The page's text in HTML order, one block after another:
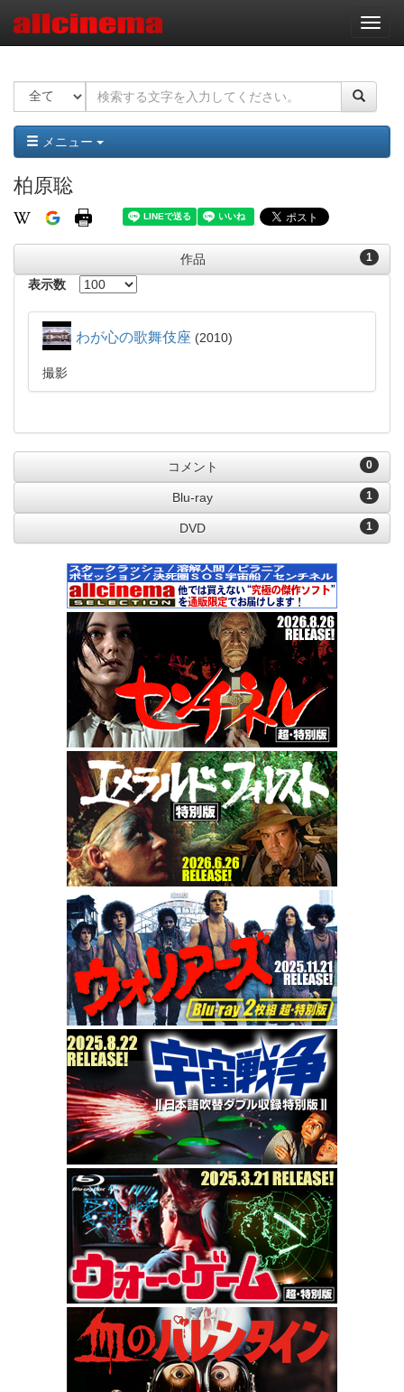
ナ
ビ
ー
ョ
ン
メニュー
柏原聡
1
作品
表示数
わが心の歌舞伎座 2010
撮影
0
コメント
1
Blu-ray
1
DVD